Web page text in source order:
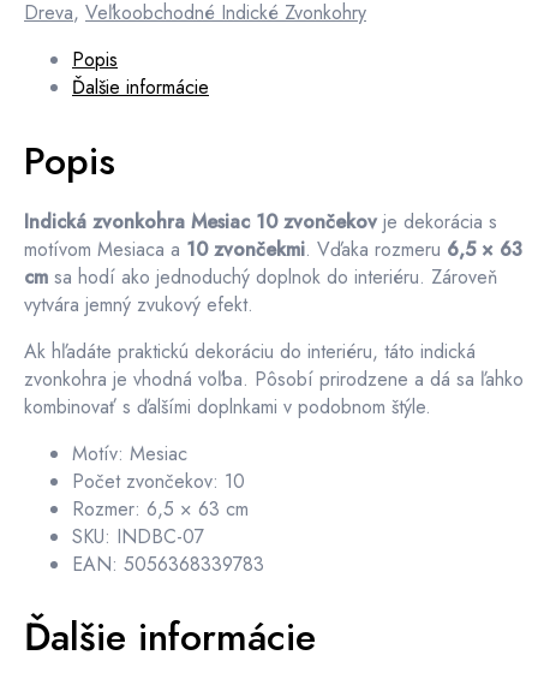
Dreva, Veľkoobchodné Indické Zvonkohry
Popis
Ďalšie informácie
Popis
Indická zvonkohra Mesiac 10 zvončekovje dekorácia s
motívom Mesiaca a 10 zvončekmi. Vďaka rozmeru 6,5 × 63
cm sa hodí ako jednoduchý doplnok do interiéru. Zároveň
vytvára jemný zvukový efekt.
Ak hľadáte praktickú dekoráciu do interiéru, táto indická
zvonkohra je vhodná voľba. Pôsobí prirodzene a dá sa ľahko
kombinovať s ďalšími doplnkami v podobnom štýle.
Motív: Mesiac
Počet zvončekov: 10
Rozmer: 6,5 × 63 cm
SKU: INDBC-07
EAN: 5056368339783
Ďalšie informácie